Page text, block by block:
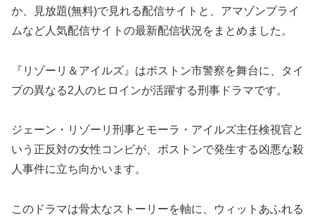
か、見放題(無料)で見れる配信サイトと、アマゾンプライ
ムなど人気配信サイトの最新配信状況をまとめました。
『リゾーリ＆アイルズ』はボストン市警察を舞台に、タイ
プの異なる2人のヒロインが活躍する刑事ドラマです。
ジェーン・リゾーリ刑事とモーラ・アイルズ主任検視官と
いう正反対の女性コンビが、ボストンで発生する凶悪な殺
人事件に立ち向かいます。
このドラマは骨太なストーリーを軸に、ウィットあふれる